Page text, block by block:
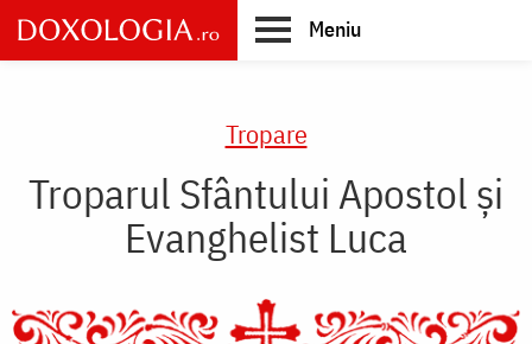
Skip
to
main
Meniu
Tropare
Troparul Sfântului Apostol și
Evanghelist Luca